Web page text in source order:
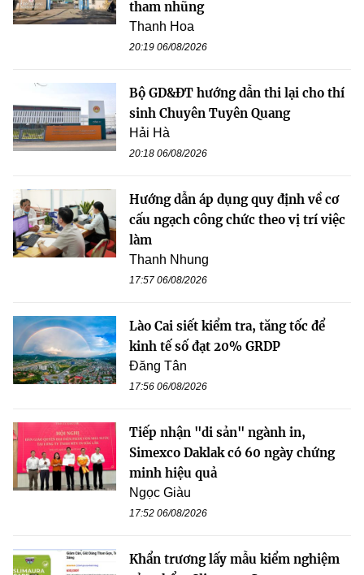
tham nhũng
Thanh Hoa
20:19 06/08/2026
Bộ GD&ĐT hướng dẫn thi lại cho thí
sinh Chuyên Tuyên Quang
Hải Hà
20:18 06/08/2026
Hướng dẫn áp dụng quy định về cơ
cấu ngạch công chức theo vị trí việc
làm
Thanh Nhung
17:57 06/08/2026
Lào Cai siết kiểm tra, tăng tốc để
kinh tế số đạt 20% GRDP
Đăng Tân
17:56 06/08/2026
Tiếp nhận "di sản" ngành in,
Simexco Daklak có 60 ngày chứng
minh hiệu quả
Ngọc Giàu
17:52 06/08/2026
Khẩn trương lấy mẫu kiểm nghiệm